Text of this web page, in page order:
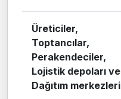
Üreticiler,
Toptancılar,
Perakendeciler,
Lojistik depoları ve
Dağıtım merkezleri